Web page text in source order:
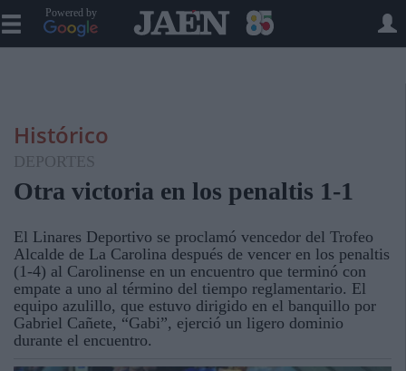
Powered by
Histórico
DEPORTES
Otra victoria en los penaltis 1-1
El Linares Deportivo se proclamó vencedor del Trofeo
Alcalde de La Carolina después de vencer en los penaltis
(1-4) al Carolinense en un encuentro que terminó con
empate a uno al término del tiempo reglamentario. El
equipo azulillo, que estuvo dirigido en el banquillo por
Gabriel Cañete, “Gabi”, ejerció un ligero dominio
durante el encuentro.